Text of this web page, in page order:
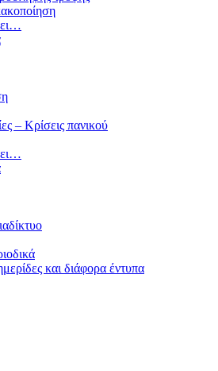
– Κρίσεις πανικού
και διάφορα έντυπα